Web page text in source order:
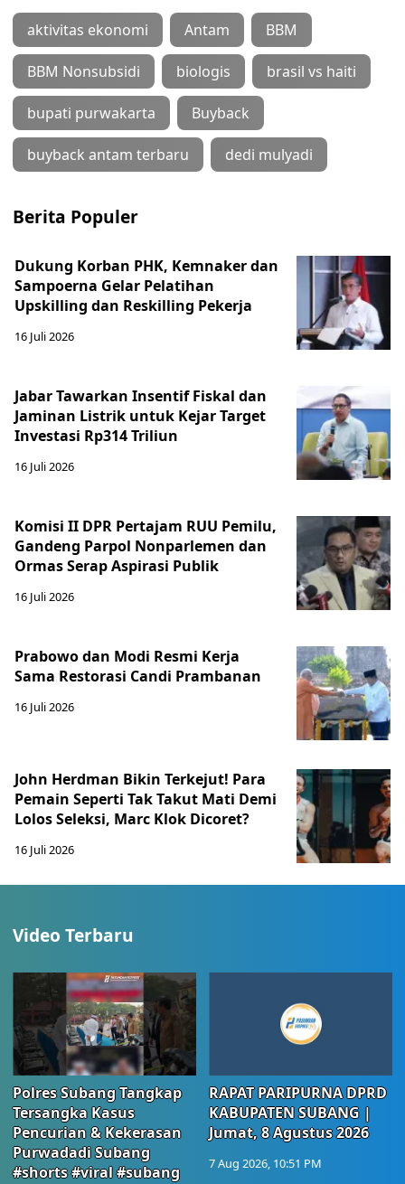
aktivitas ekonomi Antam BBM
BBM Nonsubsidi biologis brasil vs haiti
bupati purwakarta Buyback
buyback antam terbaru dedi mulyadi
Berita Populer
Dukung Korban PHK, Kemnaker dan
Sampoerna Gelar Pelatihan
Upskilling dan Reskilling Pekerja
16 Juli 2026
Jabar Tawarkan Insentif Fiskal dan
Jaminan Listrik untuk Kejar Target
Investasi Rp314 Triliun
16 Juli 2026
Komisi II DPR Pertajam RUU Pemilu,
Gandeng Parpol Nonparlemen dan
Ormas Serap Aspirasi Publik
16 Juli 2026
Prabowo dan Modi Resmi Kerja
Sama Restorasi Candi Prambanan
16 Juli 2026
John Herdman Bikin Terkejut! Para
Pemain Seperti Tak Takut Mati Demi
Lolos Seleksi, Marc Klok Dicoret?
16 Juli 2026
Video Terbaru
Polres Subang Tangkap
Tersangka Kasus
Pencurian & Kekerasan
Purwadadi Subang
#shorts #viral #subang
RAPAT PARIPURNA DPRD
KABUPATEN SUBANG |
Jumat, 8 Agustus 2026
7 Aug 2026, 10:51 PM